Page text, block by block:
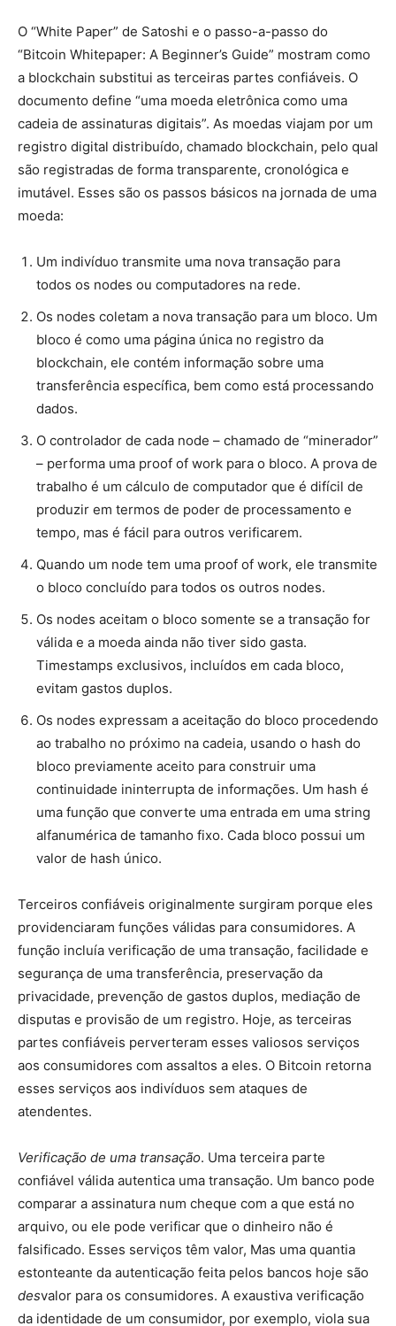
O “White Paper” de Satoshi e o passo-a-passo do
“Bitcoin Whitepaper: A Beginner’s Guide” mostram como
a blockchain substitui as terceiras partes confiáveis. O
documento define “uma moeda eletrônica como uma
cadeia de assinaturas digitais”. As moedas viajam por um
registro digital distribuído, chamado blockchain, pelo qual
são registradas de forma transparente, cronológica e
imutável. Esses são os passos básicos na jornada de uma
moeda:
Um indivíduo transmite uma nova transação para
todos os nodes ou computadores na rede.
Os nodes coletam a nova transação para um bloco. Um
bloco é como uma página única no registro da
blockchain, ele contém informação sobre uma
transferência específica, bem como está processando
dados.
O controlador de cada node – chamado de “minerador”
– performa uma proof of work para o bloco. A prova de
trabalho é um cálculo de computador que é difícil de
produzir em termos de poder de processamento e
tempo, mas é fácil para outros verificarem.
Quando um node tem uma proof of work, ele transmite
o bloco concluído para todos os outros nodes.
Os nodes aceitam o bloco somente se a transação for
válida e a moeda ainda não tiver sido gasta.
Timestamps exclusivos, incluídos em cada bloco,
evitam gastos duplos.
Os nodes expressam a aceitação do bloco procedendo
ao trabalho no próximo na cadeia, usando o hash do
bloco previamente aceito para construir uma
continuidade ininterrupta de informações. Um hash é
uma função que converte uma entrada em uma string
alfanumérica de tamanho fixo. Cada bloco possui um
valor de hash único.
Terceiros confiáveis originalmente surgiram porque eles
providenciaram funções válidas para consumidores. A
função incluía verificação de uma transação, facilidade e
segurança de uma transferência, preservação da
privacidade, prevenção de gastos duplos, mediação de
disputas e provisão de um registro. Hoje, as terceiras
partes confiáveis perverteram esses valiosos serviços
aos consumidores com assaltos a eles. O Bitcoin retorna
esses serviços aos indivíduos sem ataques de
atendentes.
Verificação de uma transação. Uma terceira parte
confiável válida autentica uma transação. Um banco pode
comparar a assinatura num cheque com a que está no
arquivo, ou ele pode verificar que o dinheiro não é
falsificado. Esses serviços têm valor, Mas uma quantia
estonteante da autenticação feita pelos bancos hoje são
desvalor para os consumidores. A exaustiva verificação
da identidade de um consumidor, por exemplo, viola sua